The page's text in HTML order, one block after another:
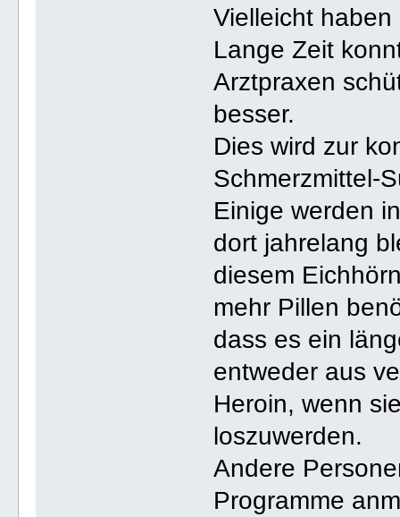
Vielleicht
Lange Zeit
Arztpraxen
besser.
Dies wird zur
Schmerzmittel-
Einige werden
dort jahrelang
diesem
mehr Pillen
dass es ein
entweder aus
Heroin, wenn
loszuwerden.
Andere
Programme